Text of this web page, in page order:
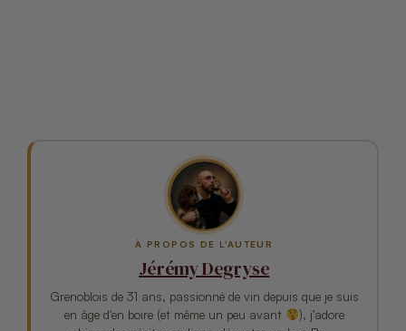
À PROPOS DE L'AUTEUR
Jérémy Degryse
Grenoblois de 31 ans, passionné de vin depuis que je suis
en âge d'en boire (et même un peu avant
), j’adore